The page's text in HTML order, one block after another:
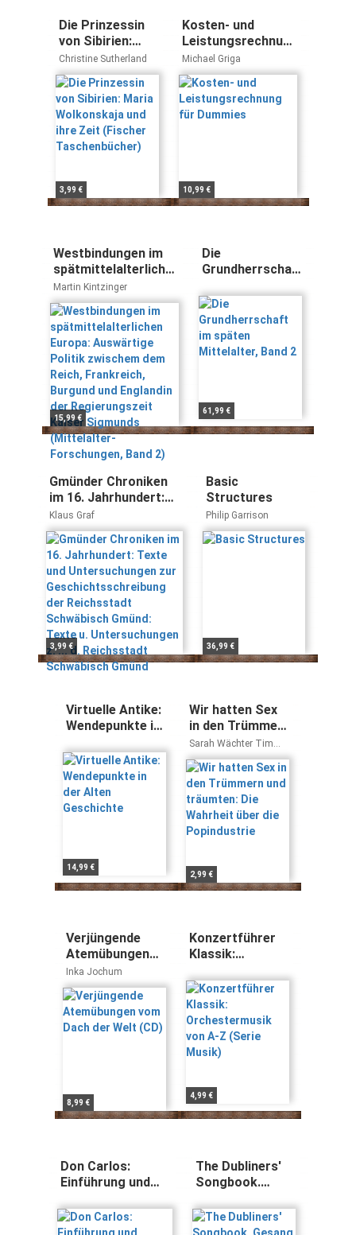
Die Prinzessin
von Sibirien:
Maria
Wolkonskaja und
ihre Zeit
(Fischer
Taschenbücher)
Christine Sutherland
3,99 €
Kosten- und
Leistungsrechnung
für Dummies
Michael Griga
10,99 €
Westbindungen im
spätmittelalterlichen
Europa: Auswärtige
Politik zwischem
dem Reich,
Frankreich, Burgund
und Englandin der
Regierungszeit
Kaiser Sigmunds
(Mittelalter-
Forschungen, Band
2)
Martin Kintzinger
15,99 €
Die
Grundherrschaft
Mittelalter, Band
2
61,99 €
Gmünder Chroniken
im 16. Jahrhundert:
Texte und
Untersuchungen zur
Geschichtsschreibung
der Reichsstadt
Schwäbisch Gmünd:
Texte u.
Untersuchungen z. ...
d. Reichsstadt
Schwäbisch Gmünd
Klaus Graf
3,99 €
Basic
Structures
Philip Garrison
36,99 €
Virtuelle Antike:
Wendepunkte in
Geschichte
14,99 €
Wir hatten Sex
in den Trümmern
und träumten:
Die Wahrheit
über die
Popindustrie
Sarah Wächter Tim
Renner
2,99 €
Verjüngende
Atemübungen
vom Dach der
Welt (CD)
Inka Jochum
8,99 €
Konzertführer
Klassik:
von A-Z (Serie
Musik)
4,99 €
Don Carlos:
Einführung und
Textbuch/Libretto.
(Opern der Welt)
The Dubliners'
Songbook.
Gitarre.